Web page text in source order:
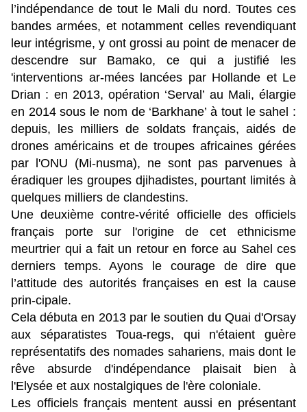
l’indépendance de tout le Mali du nord. Toutes ces
bandes armées, et notamment celles revendiquant
leur intégrisme, y ont grossi au point de menacer de
descendre sur Bamako, ce qui a justifié les
'interventions ar-mées lancées par Hollande et Le
Drian : en 2013, opération ‘Serval’ au Mali, élargie
en 2014 sous le nom de ‘Barkhane’ à tout le sahel :
depuis, les milliers de soldats français, aidés de
drones américains et de troupes africaines gérées
par l'ONU (Mi-nusma), ne sont pas parvenues à
éradiquer les groupes djihadistes, pourtant limités à
quelques milliers de clandestins.
Une deuxième contre-vérité officielle des officiels
français porte sur l'origine de cet ethnicisme
meurtrier qui a fait un retour en force au Sahel ces
derniers temps. Ayons le courage de dire que
l’attitude des autorités françaises en est la cause
prin-cipale.
Cela débuta en 2013 par le soutien du Quai d'Orsay
aux séparatistes Toua-regs, qui n'étaient guère
représentatifs des nomades sahariens, mais dont le
rêve absurde d'indépendance plaisait bien à
l'Elysée et aux nostalgiques de l'ère coloniale.
Les officiels français mentent aussi en présentant